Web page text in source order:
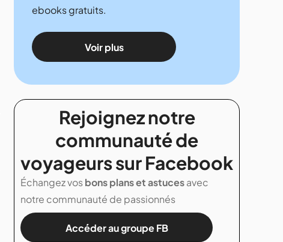
ebooks gratuits.
Voir plus
Rejoignez notre
communauté de
voyageurs sur Facebook
Échangez vosbons plans et astucesavec
notre communauté de passionnés
Accéder au groupe FB